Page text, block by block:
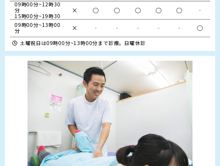
09時00分~12時30
分
15時00分~19時30
分
× ○ ○ ○ ○ ○ ‐
09時00分~13時00
分
× ‐ ‐ ‐ ‐ ‐ ○
土曜祝日は09時00分~13時00分まで診療。日曜休診